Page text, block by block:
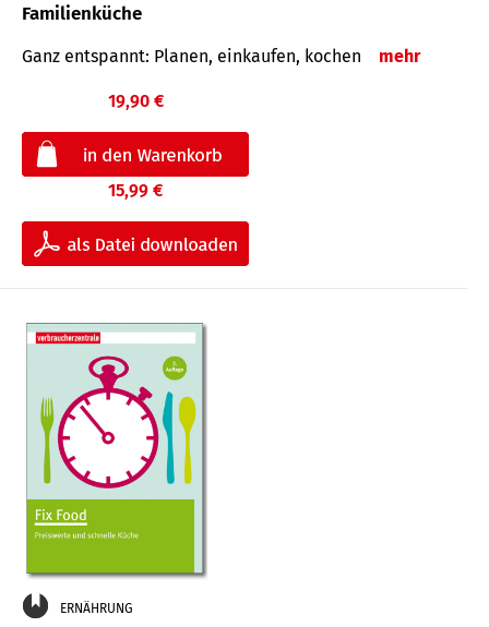
Familienküche
Ganz entspannt: Planen, einkaufen, kochen mehr
19,90 €
15,99 €
ERNÄHRUNG